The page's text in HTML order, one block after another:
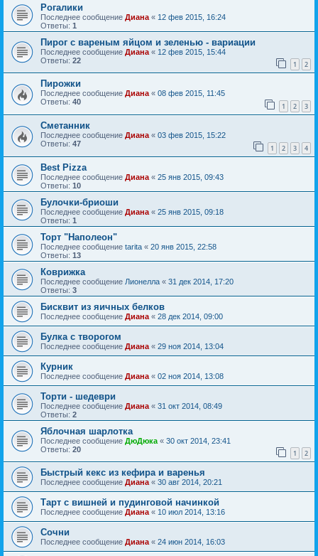
Рогалики
Последнее сообщение Диана « 12 фев 2015, 16:24
Ответы: 1
Пирог с вареным яйцом и зеленью - вариации
Последнее сообщение Диана « 12 фев 2015, 15:44
Ответы: 22 1 2
Пирожки
Последнее сообщение Диана« 08 фев 2015, 11:45
Ответы: 40 1 2 3
Сметанник
Последнее сообщение Диана « 03 фев 2015, 15:22
Ответы: 47 1 2 3 4
Best Pizza
Последнее сообщение Диана « 25 янв 2015, 09:43
Ответы: 10
Булочки-бриоши
Последнее сообщение Диана « 25 янв 2015, 09:18
Ответы: 1
Торт "Наполеон"
Последнее сообщение tarita « 20 янв 2015, 22:58
Ответы: 13
Коврижка
Последнее сообщение Лионелла « 31 дек 2014, 17:20
Ответы: 3
Бисквит из яичных белков
Последнее сообщение Диана « 28 дек 2014, 09:00
Булка с творогом
Последнее сообщение Диана « 29 ноя 2014, 13:04
Курник
Последнее сообщение Диана « 02 ноя 2014, 13:08
Торти - шедеври
Последнее сообщение Диана « 31 окт 2014, 08:49
Ответы: 2
Яблочная шарлотка
Последнее сообщение ДюДюка « 30 окт 2014, 23:41
Ответы: 20 1 2
Быстрый кекс из кефира и варенья
Последнее сообщение Диана« 30 авг 2014, 20:21
Тарт с вишней и пудинговой начинкой
Последнее сообщение Диана« 10 июл 2014, 13:16
Сочни
Последнее сообщение Диана« 24 июн 2014, 16:03